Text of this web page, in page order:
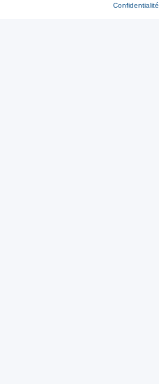
Confidentialité